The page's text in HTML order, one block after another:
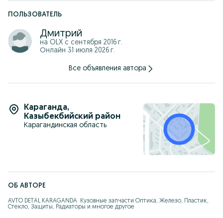
ПОЛЬЗОВАТЕЛЬ
Дмитрий
на OLX с сентября 2016 г.
Онлайн 31 июля 2026 г.
Все объявления автора
Караганда,
Казыбекбийский район
Карагандинская область
ОБ АВТОРЕ
AVTO DETAL KARAGANDA  Кузовные запчасти Оптика, Железо, Пластик,
Стекло, Защиты, Радиаторы и многое другое